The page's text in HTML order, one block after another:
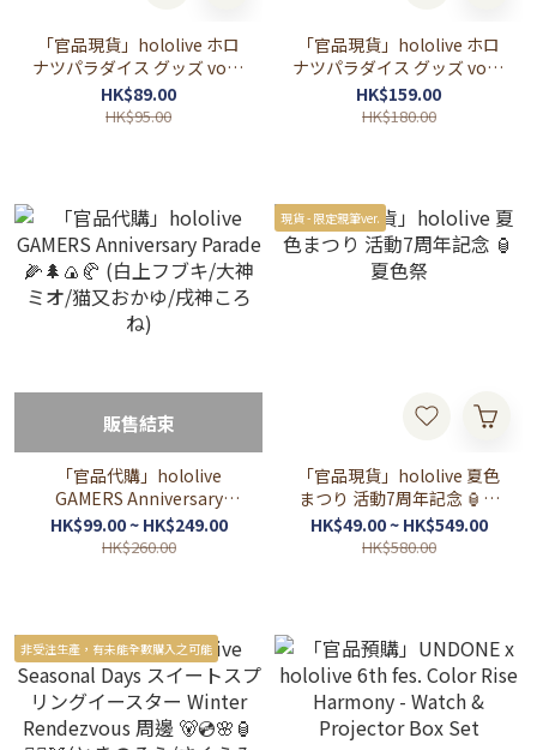
「官品現貨」hololive ホロ
ナツパラダイス グッズ vol.2
缶バッジ&チェキ風カード
セット（拍立得&襟章SET）
HK$89.00
HK$95.00
「官品現貨」hololive ホロ
ナツパラダイス グッズ vol.2
アクリルスタンド（立牌）
HK$159.00
HK$180.00
販售結束
「官品代購」hololive
GAMERS Anniversary
Parade 🌽🌲🍙🥐 (白上フブ
キ/大神ミオ/猫又おかゆ/戌
HK$99.00 ~ HK$249.00
HK$260.00
現貨 - 限定親筆ver.
「官品現貨」hololive 夏色
まつり 活動7周年記念 🏮夏
色祭
HK$49.00 ~ HK$549.00
HK$580.00
非受注生產，有未能全數購入之可能